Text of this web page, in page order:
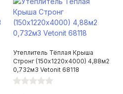
Утеплитель Тёплая Крыша
Стронг (150х1220х4000) 4,88м2
0,732м3 Vetonit 68118